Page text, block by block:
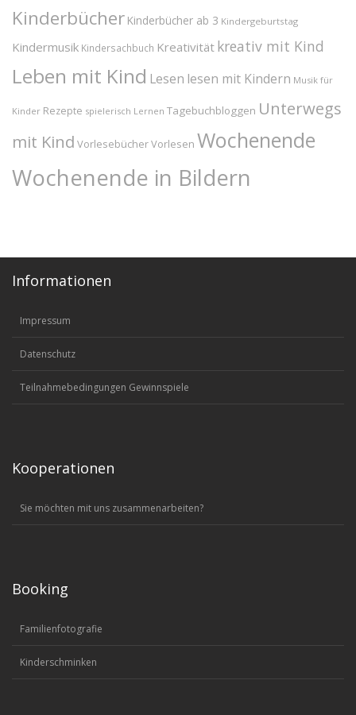
Kinderbücher Kinderbücher ab 3 Kindergeburtstag
Kindermusik Kindersachbuch Kreativität kreativ mit Kind
Leben mit Kind Lesen lesen mit Kindern Musik für
Kinder Rezepte spielerisch Lernen Tagebuchbloggen Unterwegs
mit Kind VorlesebücherVorlesen Wochenende
Wochenende in Bildern
Informationen
Impressum
Datenschutz
Teilnahmebedingungen Gewinnspiele
Kooperationen
Sie möchten mit uns zusammenarbeiten?
Booking
Familienfotografie
Kinderschminken